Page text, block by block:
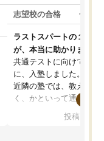
志望校の合格 合格
ラストスパートの１か月
が、本当に助かりました
共通テストに向けての追
に、入塾しました。田舎
近隣の塾では、教えても
く、かといって通うには
可能なので本当に助か
投稿日：